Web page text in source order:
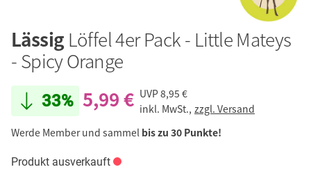
Lässig Löffel 4er Pack - Little Mateys
- Spicy Orange
33% 5,99 € UVP8,95 €
inkl. MwSt., zzgl. Versand
Werde Member und sammel bis zu 30 Punkte!
Produkt ausverkauft